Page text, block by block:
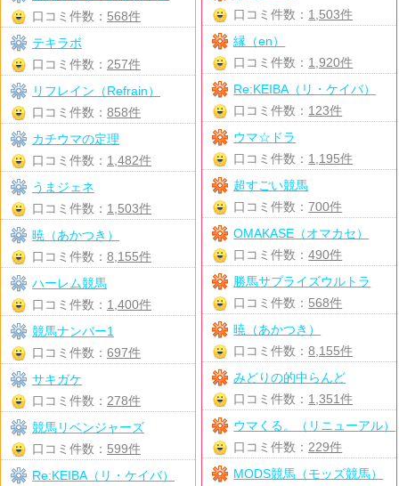
口コミ件数： 1,503件
縁（en）
口コミ件数： 1,920件
Re:KEIBA（リ・ケイバ）
口コミ件数： 123件
ウマ☆ドラ
口コミ件数： 1,195件
超すごい競馬
口コミ件数：700件
OMAKASE（オマカセ）
口コミ件数：490件
勝馬サプライズウルトラ
口コミ件数： 568件
暁（あかつき）
口コミ件数：8,155件
みどりの的中らんど
口コミ件数： 1,351件
ウマくる。（リニューアル）
口コミ件数： 229件
MODS競馬（モッズ競馬）
口コミ件数： 568件
テキラボ
口コミ件数： 257件
リフレイン（Refrain）
口コミ件数： 858件
カチウマの定理
口コミ件数： 1,482件
うまジェネ
口コミ件数： 1,503件
暁（あかつき）
口コミ件数： 8,155件
ハーレム競馬
口コミ件数： 1,400件
競馬ナンバー1
口コミ件数： 697件
サキガケ
口コミ件数： 278件
競馬リベンジャーズ
口コミ件数： 599件
Re:KEIBA（リ・ケイバ）